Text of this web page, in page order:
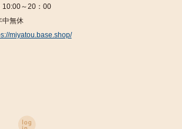
10:00～20：00
中無休
miyatou.base.shop/